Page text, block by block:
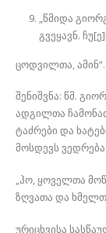
„წმიდა
გვეყავნ.
ცოდვილთა, ამინ“.
შენიშვნა: წმ.
ადგილთა
ტაძრები და
მოსდევს
„ჰო, ყოველთა
ზღვათა და
ურიცხვისა